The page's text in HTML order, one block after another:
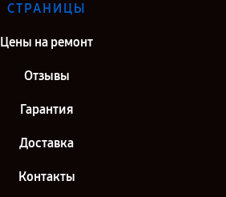
СТРАНИЦЫ
Цены на ремонт
Отзывы
Гарантия
Доставка
Контакты